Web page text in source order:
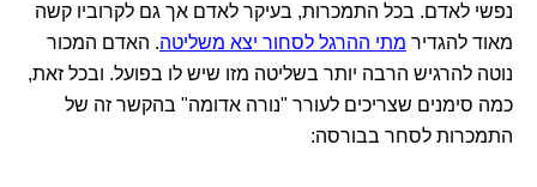
נפשי לאדם. בכל התמכרות, בעיקר לאדם אך גם לקרוביו קשה
מאוד להגדיר מתי ההרגל לסחור יצא משליטה. האדם המכור
נוטה להרגיש הרבה יותר בשליטה מזו שיש לו בפועל. ובכל זאת,
כמה סימנים שצריכים לעורר "נורה אדומה" בהקשר זה של
התמכרות לסחר בבורסה: